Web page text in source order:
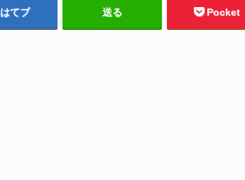
はてブ 送る Pocket